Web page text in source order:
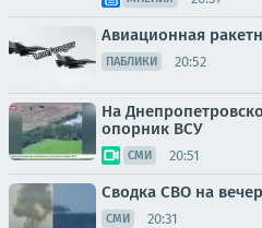
Авиационная
ПАБЛИКИ 20:52
На
опорник ВСУ
СМИ 20:51
Сводка СВО на вечер
СМИ 20:31